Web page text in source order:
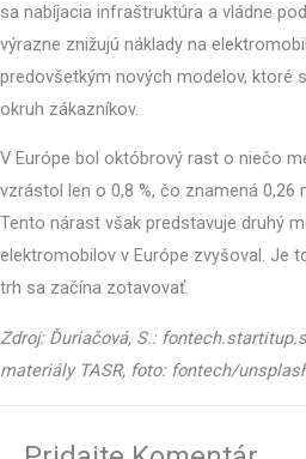
sa nabíjacia infraštruktúra a vládne
výrazne znižujú náklady na
predovšetkým nových modelov, ktoré
okruh zákazníkov.
V Európe bol októbrový rast o niečo
vzrástol len o 0,8 %, čo znamená 0,26
Tento nárast však predstavuje druhý
elektromobilov v Európe zvyšoval. Je
trh sa začína zotavovať.
Zdroj: Ďuriačová, S.:
materiály TASR, foto: fontech/